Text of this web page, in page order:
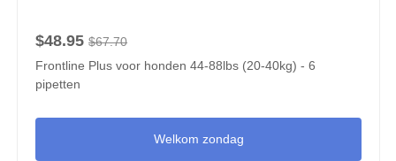
$48.95 $67.70
Frontline Plus voor honden 44-88lbs (20-40kg) - 6
pipetten
Welkom zondag